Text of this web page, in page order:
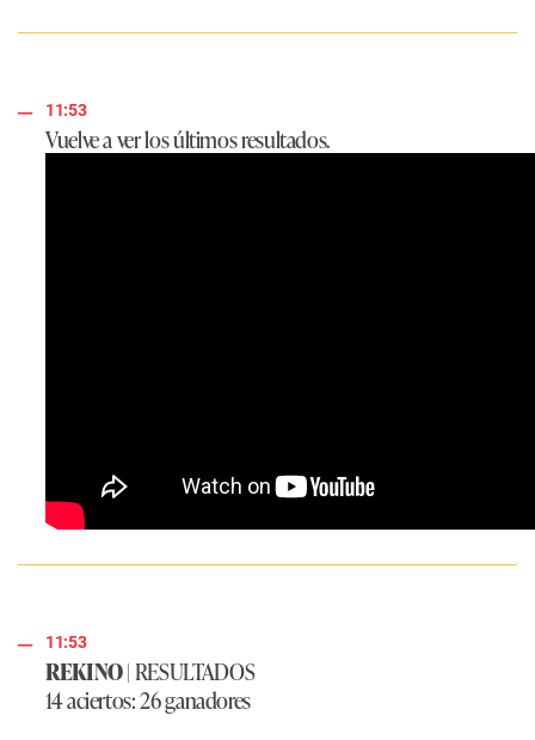
11:53
Vuelve a ver los últimos resultados.
11:53
REKINO| RESULTADOS
14 aciertos: 26 ganadores